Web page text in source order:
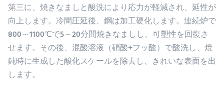
第三に、焼きなましと酸洗により応力が軽減され、延性が
向上します。冷間圧延後、鋼は加工硬化します。連続炉で
800～1100℃で5～20分間焼きなましし、可塑性を回復さ
せます。その後、混酸溶液（硝酸+フッ酸）で酸洗し、焼
鈍時に生成した酸化スケールを除去し、きれいな表面を出
します。